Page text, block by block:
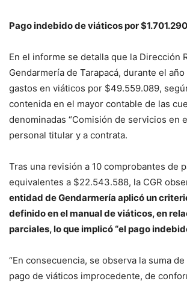
Pago indebido de viáticos por $1.701.290
En el informe se detalla que la Dirección
Gendarmería de Tarapacá, durante el
gastos en viáticos por $49.559.089,
contenida en el mayor contable de las
denominadas “Comisión de servicios en
personal titular y a contrata.
Tras una revisión a 10 comprobantes de
equivalentes a $22.543.588, la CGR
entidad de Gendarmería aplicó un
definido en el manual de viáticos, en
parciales, lo que implicó “el pago
“En consecuencia, se observa la suma
pago de viáticos improcedente, de